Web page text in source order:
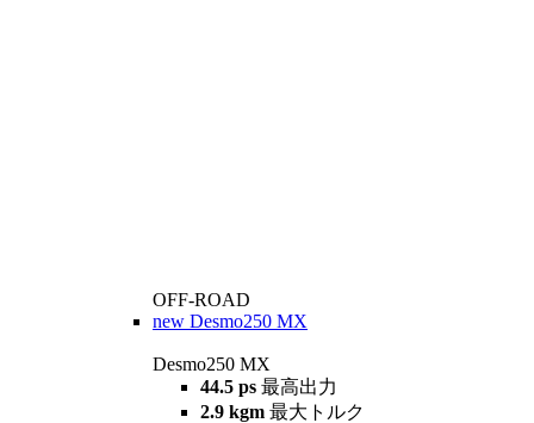
OFF-ROAD
new Desmo250 MX
Desmo250 MX
44.5 ps 最高出力
2.9 kgm 最大トルク